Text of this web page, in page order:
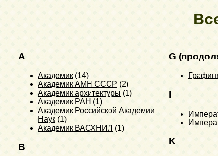
A
Академик (14)
Академик АМН СССР (2)
Академик архитектуры (1)
Академик РАН (1)
Академик Российской Академии
Наук (1)
Академик ВАСХНИЛ (1)
B
G
I
K